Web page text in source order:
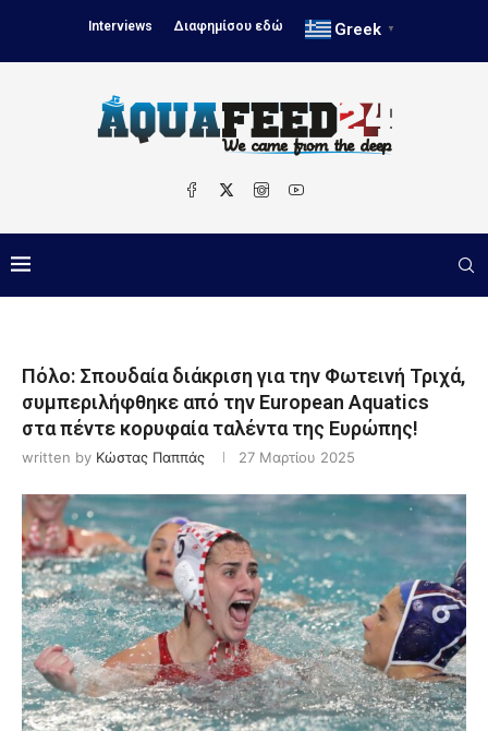
Interviews Διαφημίσου εδώ Greek ▼
Πόλο: Σπουδαία διάκριση για την Φωτεινή Τριχά,
συμπεριλήφθηκε από την European Aquatics
στα πέντε κορυφαία ταλέντα της Ευρώπης!
written by Κώστας Παππάς 27 Μαρτίου 2025